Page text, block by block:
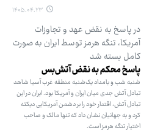
۱۴۰۵.۰۴.۲۳
در پاسخ به نقض عهد و تجاوزات
آمریکا، تنگه هرمز توسط ایران به صورت
کامل بسته شد
پاسخ محکم به نقض‌ آتش‌بس
شنبه شب و بامداد یک‌شنبه منطقه غرب آسیا شاهد
تبادل آتش جدی میان ایران و آمریکا بود. ایران در این
تبادل آتش، اقتدار خود را بر دشمن آمریکایی دیکته
کرد و به جهانیان نشان داد که تنها مالک و صاحب
اختیار تنگه هرمز است.